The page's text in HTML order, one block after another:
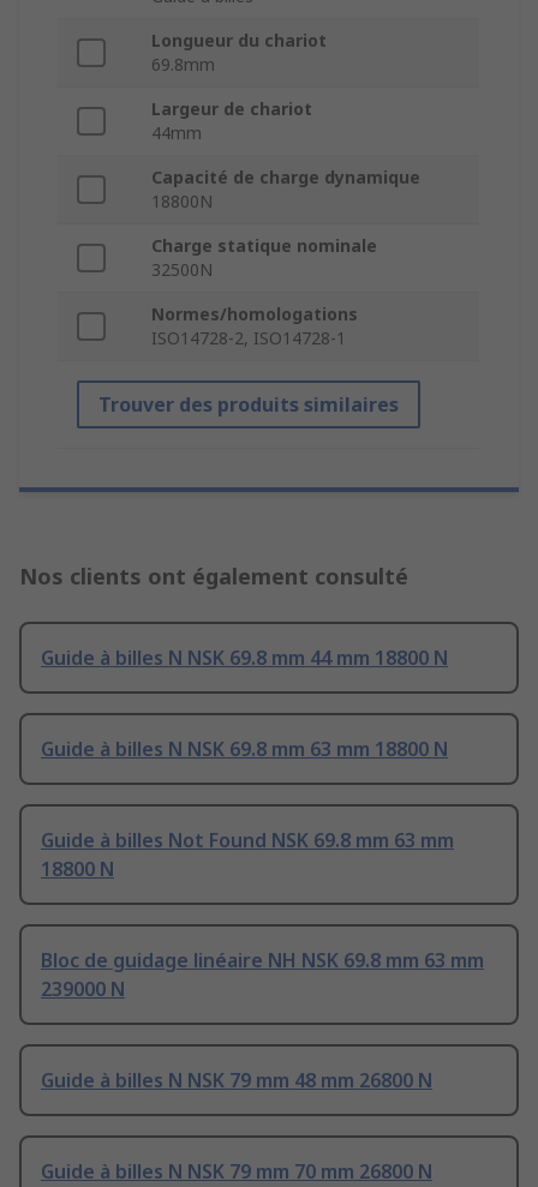
Longueur du chariot
69.8mm
Largeur de chariot
44mm
Capacité de charge dynamique
18800N
Charge statique nominale
32500N
Normes/homologations
ISO14728-2, ISO14728-1
Trouver des produits similaires
Nos clients ont également consulté
Guide à billes N NSK 69.8 mm 44 mm 18800 N
Guide à billes N NSK 69.8 mm 63 mm 18800 N
Guide à billes Not Found NSK 69.8 mm 63 mm
18800 N
Bloc de guidage linéaire NH NSK 69.8 mm 63 mm
239000 N
Guide à billes N NSK 79 mm 48 mm 26800 N
Guide à billes N NSK 79 mm 70 mm 26800 N